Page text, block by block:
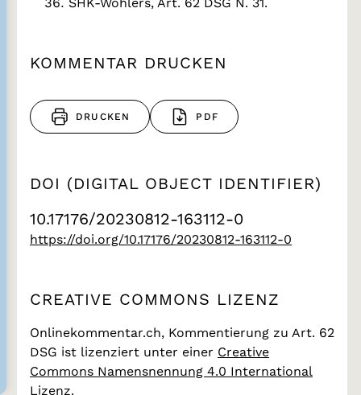
KOMMENTAR DRUCKEN
DRUCKEN PDF
DOI (DIGITAL OBJECT IDENTIFIER)
10.17176/20230812-163112-0
https://doi.org/10.17176/20230812-163112-0
CREATIVE COMMONS LIZENZ
Onlinekommentar.ch, Kommentierung zu Art. 62
DSG ist lizenziert unter einer Creative
Commons Namensnennung 4.0 International
Lizenz.